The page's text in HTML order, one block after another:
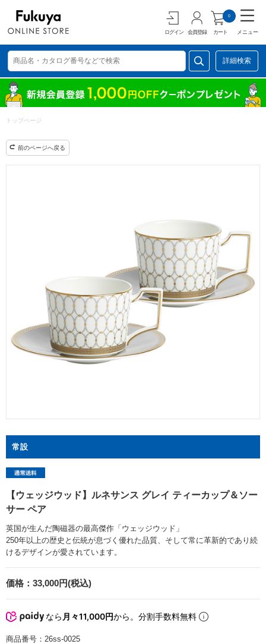
ログイン 会員登録 カート
0
メニュー
詳細検索
トップページ
前のページへ戻る
常設
【ウェッジウッド】ルネサンス グレイ ティーカップ＆ソー
サー ペア
英国が生んだ陶磁器の最高傑作「ウェッジウッド」
250年以上の歴史と伝統が息づく優れた品質、そして常に革新的であり続
けるデザインが愛されています。
価格： 33,000円(税込)
なら 月々11,000円から。分割手数料無料
商品番号： 26ss-0025